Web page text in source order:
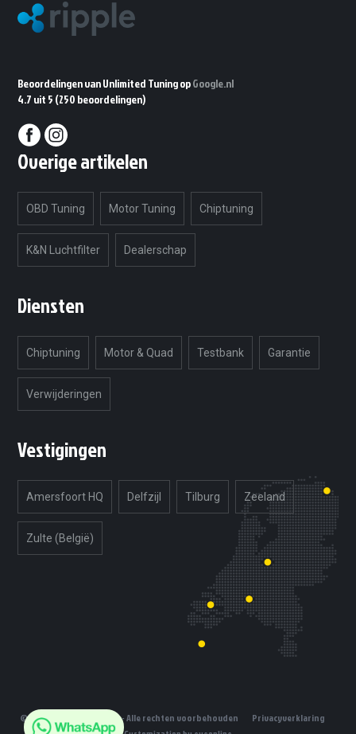
Beoordelingen van Unlimited Tuning opGoogle.nl
4.7 uit 5 (250 beoordelingen)
Overige artikelen
OBD Tuning Motor Tuning Chiptuning
K&N Luchtfilter Dealerschap
Diensten
Chiptuning Motor & Quad Testbank Garantie
Verwijderingen
Vestigingen
Amersfoort HQ Delfzijl Tilburg Zeeland
Zulte (België)
© 2019 Unlimited Tuning - Alle rechten voorbehouden Privacyverklaring